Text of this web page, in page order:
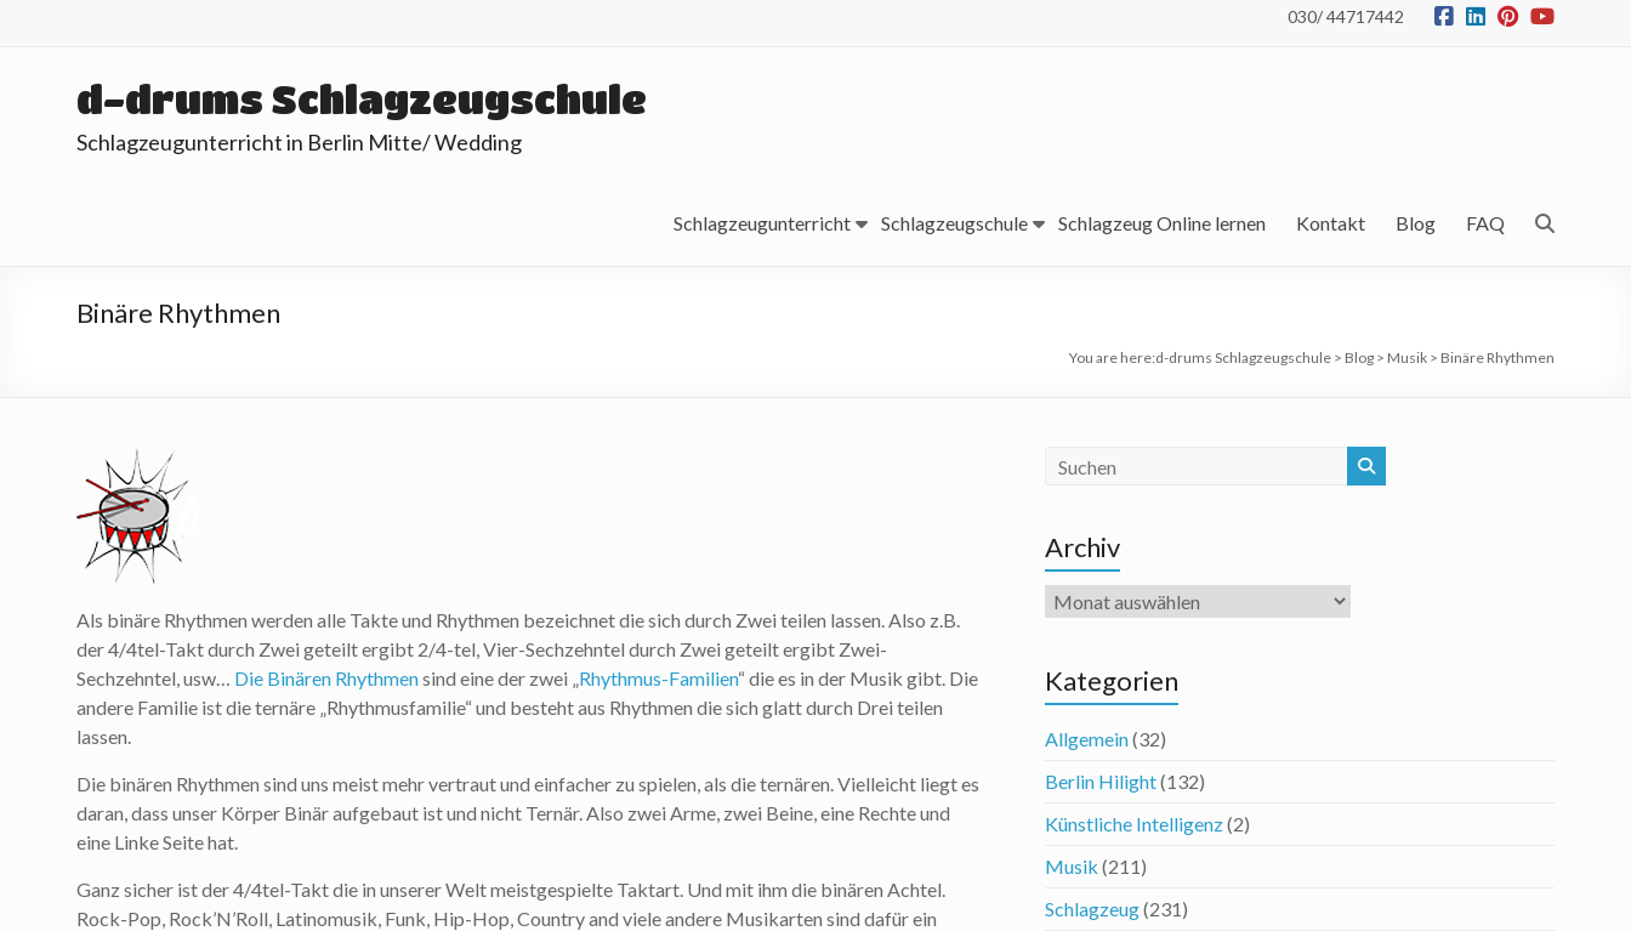
030/ 44717442
d-drums Schlagzeugschule
Schlagzeugunterricht in Berlin Mitte/ Wedding
Schlagzeugunterricht Schlagzeugschule Schlagzeug Online lernen Kontakt Blog FAQ
Binäre Rhythmen
You are here:d-drums Schlagzeugschule > Blog > Musik > Binäre Rhythmen
Als binäre Rhythmen werden alle Takte und Rhythmen bezeichnet die sich durch Zwei teilen lassen. Also z.B.
der 4/4tel-Takt durch Zwei geteilt ergibt 2/4-tel, Vier-Sechzehntel durch Zwei geteilt ergibt Zwei-
Sechzehntel, usw… Die Binären Rhythmensind eine der zwei „Rhythmus-Familien“ die es in der Musik gibt. Die
andere Familie ist die ternäre „Rhythmusfamilie“ und besteht aus Rhythmen die sich glatt durch Drei teilen
lassen.
Die binären Rhythmen sind uns meist mehr vertraut und einfacher zu spielen, als die ternären. Vielleicht liegt es
daran, dass unser Körper Binär aufgebaut ist und nicht Ternär. Also zwei Arme, zwei Beine, eine Rechte und
eine Linke Seite hat.
Ganz sicher ist der 4/4tel-Takt die in unserer Welt meistgespielte Taktart. Und mit ihm die binären Achtel.
Rock-Pop, Rock’N’Roll, Latinomusik, Funk, Hip-Hop, Country and viele andere Musikarten sind dafür ein
Archiv
Archiv
Kategorien
Allgemein(32)
Berlin Hilight(132)
Künstliche Intelligenz(2)
Musik (211)
Schlagzeug(231)